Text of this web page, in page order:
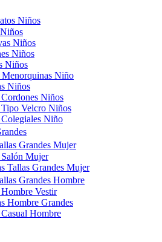
Niños
Niños
Niños
Niños
Menorquinas Niño
Niños
Cordones Niños
Tipo Velcro Niños
Colegiales Niño
Grandes Mujer
Salón Mujer
Tallas Grandes Mujer
Grandes Hombre
Hombre Vestir
Hombre Grandes
Hombre